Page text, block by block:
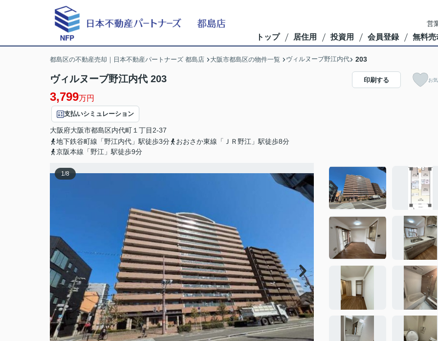
営
トップ 居住用 投資用 会員登録 無料売
都島区の不動産売却｜日本不動産パートナーズ 都島店 大阪市都島区の物件一覧 ヴィルヌーブ野江内代 203
ヴィルヌーブ野江内代 203
3,799万円
支払いシミュレーション
大阪府大阪市都島区内代町 １丁目2-37
地下鉄谷町線「野江内代」駅徒歩3分
おおさか東線「ＪＲ野江」駅徒歩8分
京阪本線「野江」駅徒歩9分
印刷する お
1/8